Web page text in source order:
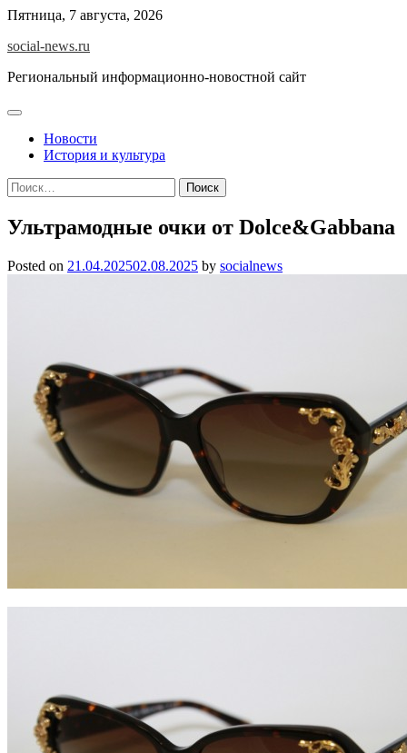
Skip
content
Пятница, 7 августа, 2026
social-news.ru
Региональный информационно-новостной сайт
Новости
История и культура
Найти:
Ультрамодные очки от Dolce&Gabbana
Posted on 21.04.202502.08.2025 by socialnews